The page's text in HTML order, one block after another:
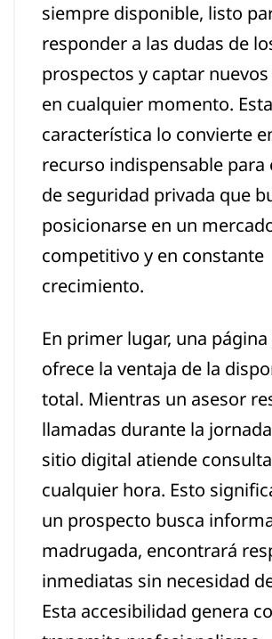
siempre disponible, listo
responder a las dudas de
prospectos y captar
en cualquier momento. Esta
característica lo convierte
recurso indispensable para
de seguridad privada que
posicionarse en un
competitivo y en constante
crecimiento.
En primer lugar, una
ofrece la ventaja de la
total. Mientras un asesor
llamadas durante la
sitio digital atiende
cualquier hora. Esto
un prospecto busca
madrugada, encontrará
inmediatas sin necesidad
Esta accesibilidad genera